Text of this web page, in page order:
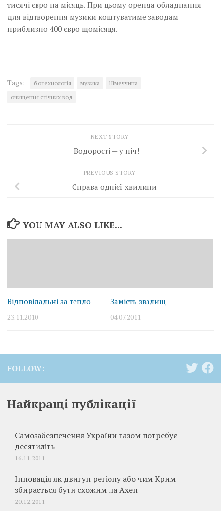
тисячі євро на місяць. При цьому оренда обладнання
для відтворення музики коштуватиме заводам
приблизно 400 євро щомісяця.
Tags: біотехнологія музика
Німеччина
очищення стічних вод
NEXT STORY
Водорості — у піч!
PREVIOUS STORY
Справа однієї хвилини
YOU MAY ALSO LIKE...
Відповідальні за тепло
23.11.2010
Замість звалищ
04.07.2011
FOLLOW:
Найкращі публікації
Самозабезпечення України газом потребує
десятиліть
16.11.2011
Інновація як двигун регіону або чим Крим
збирається бути схожим на Ахен
20.12.2011